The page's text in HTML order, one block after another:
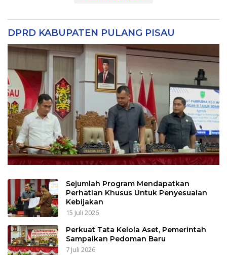
DPRD KABUPATEN PULANG PISAU
Sejumlah Program Mendapatkan
Perhatian Khusus Untuk Penyesuaian
Kebijakan
15 Juli 2026
Perkuat Tata Kelola Aset, Pemerintah
Sampaikan Pedoman Baru
7 Juli 2026